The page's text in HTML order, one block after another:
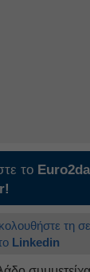
το
τη
Linkedin